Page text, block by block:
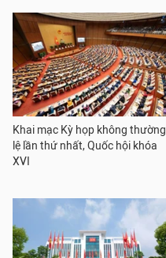
Khai mạc Kỳ họp không thường
lệ lần thứ nhất, Quốc hội khóa
XVI